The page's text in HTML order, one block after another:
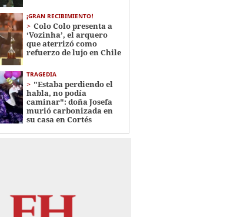
¡GRAN RECIBIMIENTO!
Colo Colo presenta a
‘Vozinha’, el arquero
que aterrizó como
refuerzo de lujo en Chile
TRAGEDIA
"Estaba perdiendo el
habla, no podía
caminar": doña Josefa
murió carbonizada en
su casa en Cortés